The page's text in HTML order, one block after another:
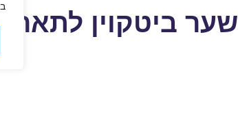
שער ביטקוין לתאריך 12/04/